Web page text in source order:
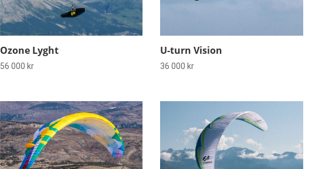
Ozone Lyght
56 000 kr
U-turn Vision
36 000 kr